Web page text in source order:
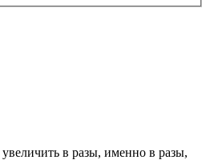
в разы, именно в разы,